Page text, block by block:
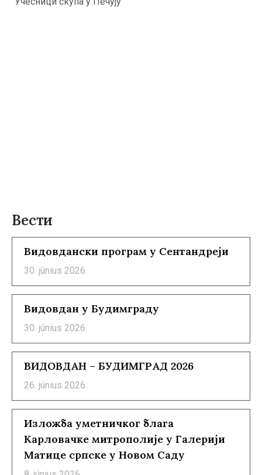
Вести
Видовдански програм у Сентандреји
30. június 2026.
Видовдан у Будимграду
30. június 2026.
ВИДОВДАН – БУДИМГРАД 2026
26. június 2026.
Изложба уметничког блага
Карловачке митрополије у Галерији
Матице српске у Новом Саду